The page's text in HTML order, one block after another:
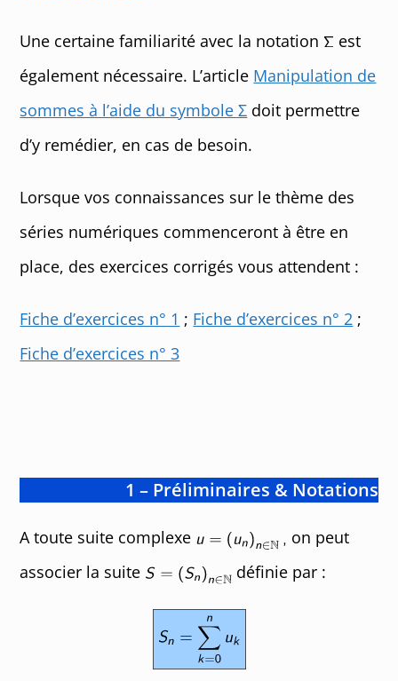
Une certaine familiarité avec la notation
est
également nécessaire. L’article Manipulation de
sommes à l’aide du symbole Σ doit permettre
d’y remédier, en cas de besoin.
Lorsque vos connaissances sur le thème des
séries numériques commenceront à être en
place, des exercices corrigés vous attendent :
Fiche d’exercices n° 1 ; Fiche d’exercices n° 2 ;
Fiche d’exercices n° 3
1 – Préliminaires & Notations
A toute suite complexe
on peut
associer la suite
définie par :